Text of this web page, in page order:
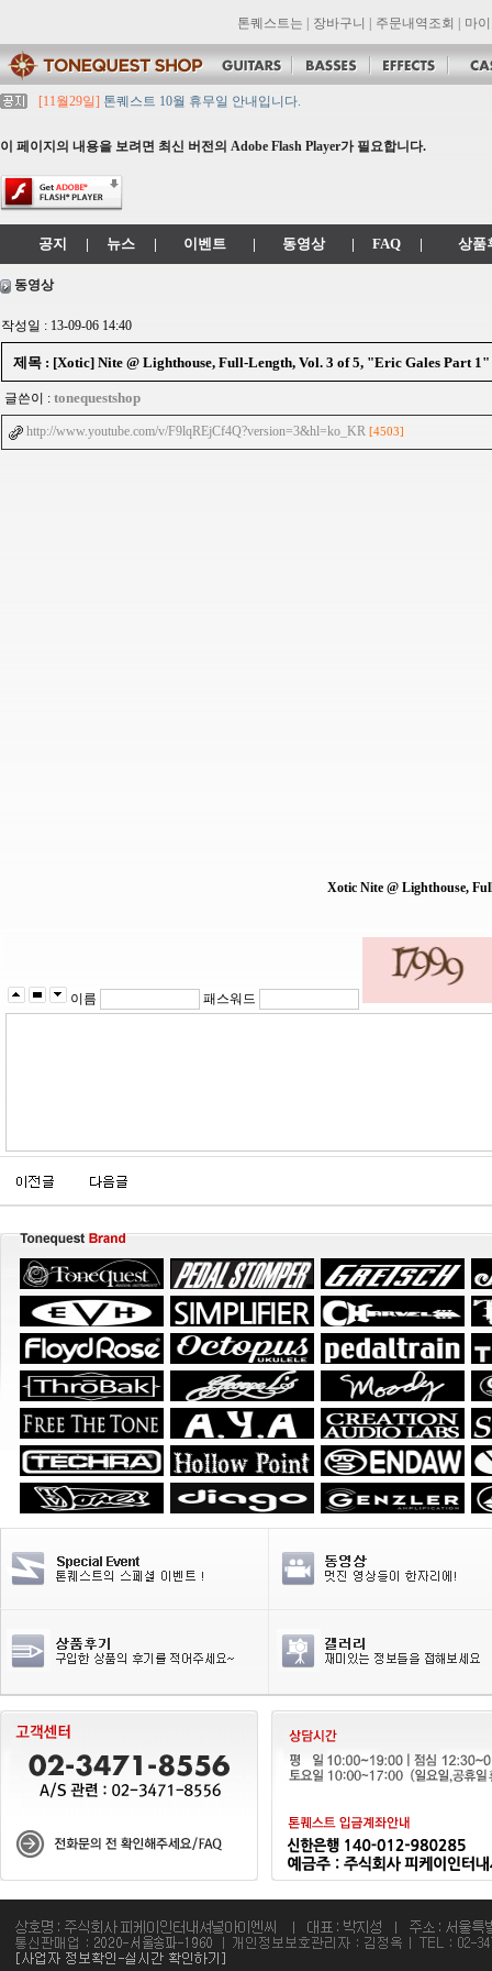
톤퀘스트는 장바구니 주문내역조회 마
[11월29일] 톤퀘스트 10월 휴무일 안내입니다.
[11월29일]톤퀘스트쇼핑몰 리뉴얼 되었습니다. -> .com 에서 .co.kr 로 변경됩
[11월29일]
[대리점 모집] Gretsch, Jackson 대리점 모집!! 그레치기타, 잭슨기
이 페이지의 내용을 보려면 최신 버전의 Adobe Flash Player가 필요합니다.
공지 | 뉴스 | 이벤트 | 동영상 | FAQ | 상품
동영상
작성일 : 13-09-06 14:40
제목 : [Xotic] Nite @ Lighthouse, Full-Length, Vol. 3 of 5, "Eric Gales Part 1"
글쓴이 : tonequestshop
http://www.youtube.com/v/F9lqREjCf4Q?version=3&hl=ko_KR [4503]
Xotic Nite @ Lighthouse,
이름 패스워드